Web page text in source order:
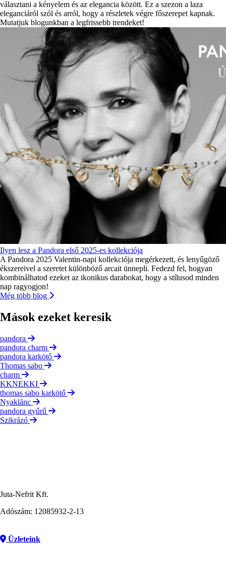
választani a kényelem és az elegancia között. Ez a szezon a laza
eleganciáról szól és arról, hogy a részletek végre főszerepet kapnak.
Mutatjuk blogunkban a legfrissebb trendeket!
Ilyen lesz a Pandora első 2025-es kollekciója
A Pandora 2025 Valentin-napi kollekciója megérkezett, és lenyűgöző
ékszereivel a szeretet különböző arcait ünnepli. Fedezd fel, hogyan
kombinálhatod ezeket az ikonikus darabokat, hogy a stílusod minden
nap ragyogjon!
Még több blog
Mások ezeket keresik
pandora
pandora charm
pandora karkötő
Thomas sabo
charm
KKNEKKI
thomas sabo karkötő
Nyaklánc
pandora gyűrű
Szikrázó
Juta-Nefrit Kft.
Adószám: 12085932-2-13
Üzleteink